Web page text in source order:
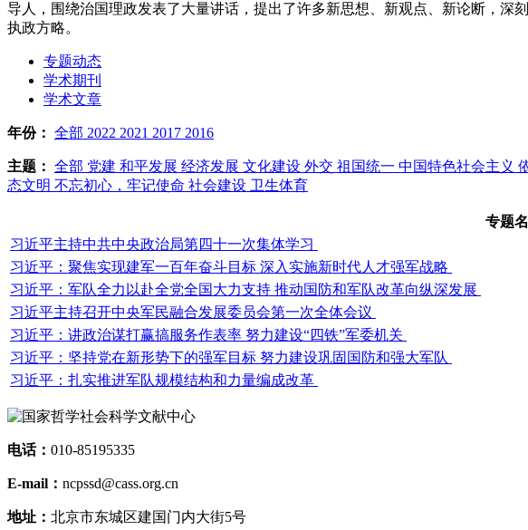
导人，围绕治国理政发表了大量讲话，提出了许多新思想、新观点、新论断，
执政方略。
专题动态
学术期刊
学术文章
年份： 全部 2022 2021 2017 2016
主题： 全部 党建 和平发展 经济发展 文化建设 外交 祖国统一 中国特色社会主义
态文明 不忘初心，牢记使命 社会建设 卫生体育
专题
习近平主持中共中央政治局第四十一次集体学习
习近平：聚焦实现建军一百年奋斗目标 深入实施新时代人才强军战略
习近平：军队全力以赴全党全国大力支持 推动国防和军队改革向纵深发展
习近平主持召开中央军民融合发展委员会第一次全体会议
习近平：讲政治谋打赢搞服务作表率 努力建设“四铁”军委机关
习近平：坚持党在新形势下的强军目标 努力建设巩固国防和强大军队
习近平：扎实推进军队规模结构和力量编成改革
电话： 010-85195335
E-mail： ncpssd@cass.org.cn
地址： 北京市东城区建国门内大街5号